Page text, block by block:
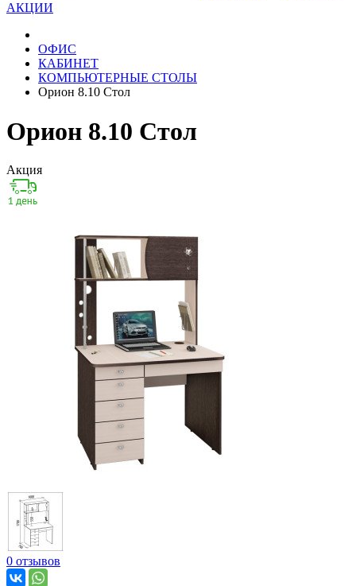
АКЦИИ
ОФИС
КАБИНЕТ
КОМПЬЮТЕРНЫЕ СТОЛЫ
Орион 8.10 Стол
Орион 8.10 Стол
Акция
0 отзывов